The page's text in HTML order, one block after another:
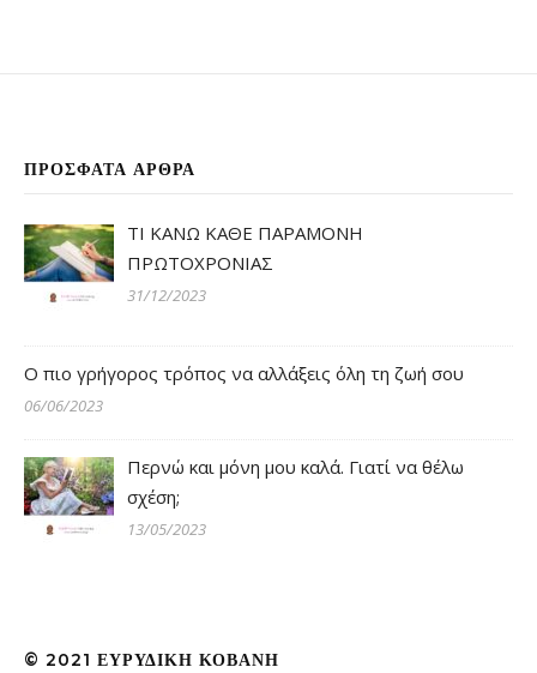
ΠΡΌΣΦΑΤΑ ΆΡΘΡΑ
ΤΙ ΚΑΝΩ ΚΑΘΕ ΠΑΡΑΜΟΝΗ
ΠΡΩΤΟΧΡΟΝΙΑΣ
31/12/2023
Ο πιο γρήγορος τρόπος να αλλάξεις όλη τη ζωή σου
06/06/2023
Περνώ και μόνη μου καλά. Γιατί να θέλω
σχέση;
13/05/2023
© 2021 ΕΥΡΥΔΊΚΗ ΚΟΒΆΝΗ